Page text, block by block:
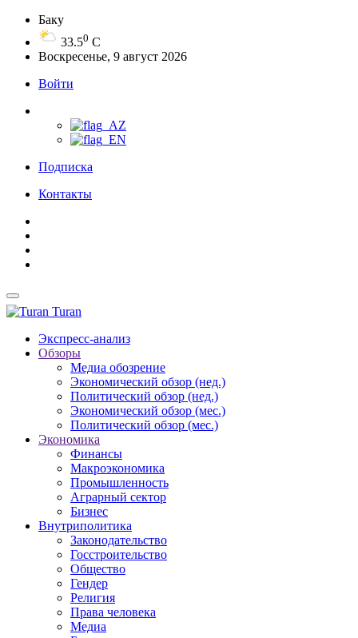
Баку
33.50 C
Воскресенье, 9 август 2026
Войти
Подписка
Контакты
Turan
Экспресс-анализ
Обзоры
Медиа обозрение
Экономический обзор (нед.)
Политический обзор (нед.)
Экономический обзор (мес.)
Политический обзор (мес.)
Экономика
Финансы
Макроэкономика
Промышленность
Аграрный сектор
Бизнес
Внутриполитика
Законодательство
Госстроительство
Общество
Гендер
Религия
Права человека
Медиа